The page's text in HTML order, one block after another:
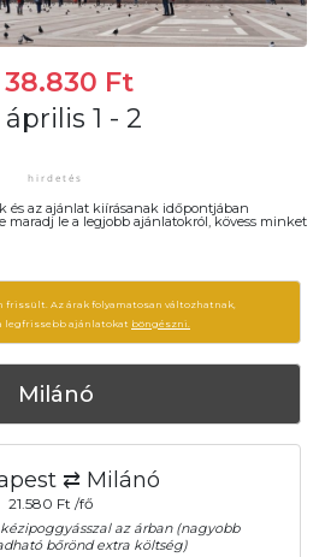
38.830 Ft
április 1 - 2
és az ajánlat kiírásanak időpontjában
maradj le a legjobb ajánlatokról, kövess minket
frissült. Az árak folyamatosan változhatnak,
legfrissebb ajánlatokat böngészni.
Milánó
⇄ Milánó
21.580 Ft /fő
az árban (nagyobb
bőrönd extra költség)